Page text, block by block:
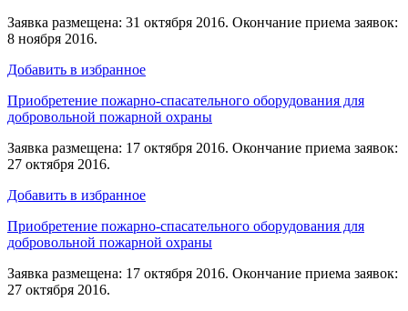
Заявка размещена: 31 октября 2016. Окончание приема заявок:
8 ноября 2016.
Добавить в избранное
Приобретение пожарно-спасательного оборудования для
добровольной пожарной охраны
Заявка размещена: 17 октября 2016. Окончание приема заявок:
27 октября 2016.
Добавить в избранное
Приобретение пожарно-спасательного оборудования для
добровольной пожарной охраны
Заявка размещена: 17 октября 2016. Окончание приема заявок:
27 октября 2016.